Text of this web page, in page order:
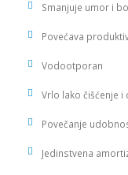
Smanjuje umor i
Povećava
Vodootporan
Vrlo lako čišćenje i
Povečanje
Jedinstvena